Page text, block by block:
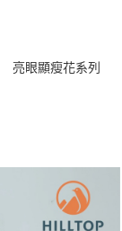
亮眼顯瘦花系列